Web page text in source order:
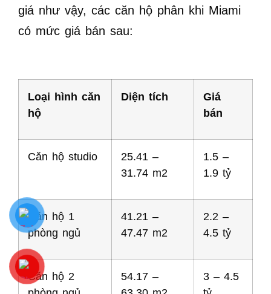
giá như vậy, các căn hộ phân khi Miami
có mức giá bán sau:
Loại hình căn
hộ
Diện tích
Giá
bán
Căn hộ studio
25.41 –
31.74 m2
1.5 –
1.9 tỷ
Căn hộ 1
phòng ngủ
41.21 –
47.47 m2
2.2 –
4.5 tỷ
Căn hộ 2
54.17 –
3 – 4.5